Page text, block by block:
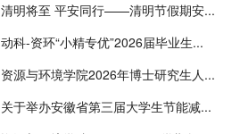
清明将至 平安同行——清明节假期安...
动科-资环“小精专优”2026届毕业生...
资源与环境学院2026年博士研究生人...
关于举办安徽省第三届大学生节能减...